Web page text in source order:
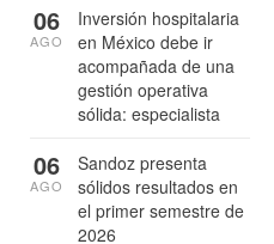
Inversión hospitalaria
en México debe ir
acompañada de una
gestión operativa
sólida: especialista
06
AGO
Sandoz presenta
sólidos resultados en
el primer semestre de
2026
06
AGO